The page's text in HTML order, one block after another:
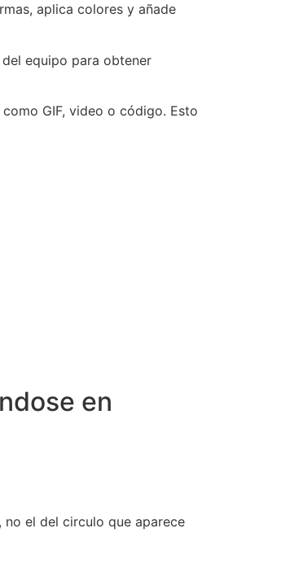
aplica colores y añade
equipo para obtener
GIF, video o código. Esto
en
no el del circulo que aparece